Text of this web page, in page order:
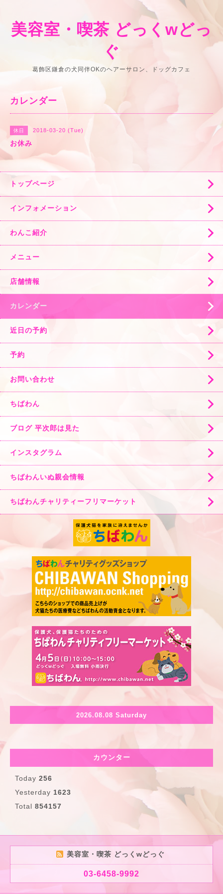
美容室・喫茶 どっくwどっ
ぐ
葛飾区鎌倉の犬同伴OKのヘアーサロン、ドッグカフェ
カレンダー
休日 2018-03-20 (Tue)
お休み
トップページ
インフォメーション
わんこ紹介
メニュー
店舗情報
カレンダー
近日の予約
予約
お問い合わせ
ちばわん
ブログ 平次郎は見た
インスタグラム
ちばわんいぬ親会情報
ちばわんチャリティーフリマーケット
2026.08.08 Saturday
カウンター
Today 256
Yesterday 1623
Total 854157
美容室・喫茶 どっくwどっぐ
03-6458-9992